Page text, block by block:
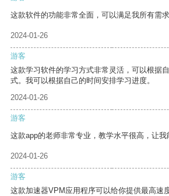
这款软件的功能非常全面，可以满足我所有需求
2024-01-26
游客
这款学习软件的学习方式非常灵活，可以根据
式。我可以根据自己的时间安排学习进度。
2024-01-26
游客
这款app的老师非常专业，教学水平很高，让我
2024-01-26
游客
这款加速器VPM应用程序可以给你提供最高速